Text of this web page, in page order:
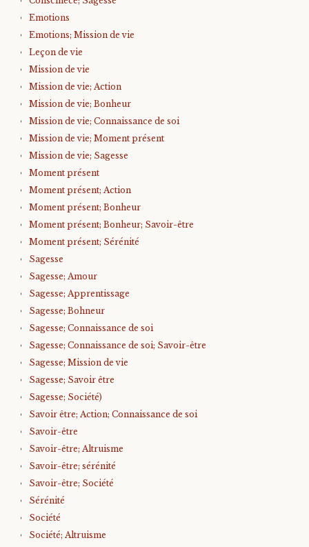
Emotions
Emotions; Mission de vie
Leçon de vie
Mission de vie
Mission de vie; Action
Mission de vie; Bonheur
Mission de vie; Connaissance de soi
Mission de vie; Moment présent
Mission de vie; Sagesse
Moment présent
Moment présent; Action
Moment présent; Bonheur
Moment présent; Bonheur; Savoir-être
Moment présent; Sérénité
Sagesse
Sagesse; Amour
Sagesse; Apprentissage
Sagesse; Bohneur
Sagesse; Connaissance de soi
Sagesse; Connaissance de soi; Savoir-être
Sagesse; Mission de vie
Sagesse; Savoir être
Sagesse; Société)
Savoir être; Action; Connaissance de soi
Savoir-être
Savoir-être; Altruisme
Savoir-être; sérénité
Savoir-être; Société
Sérénité
Société
Société; Altruisme